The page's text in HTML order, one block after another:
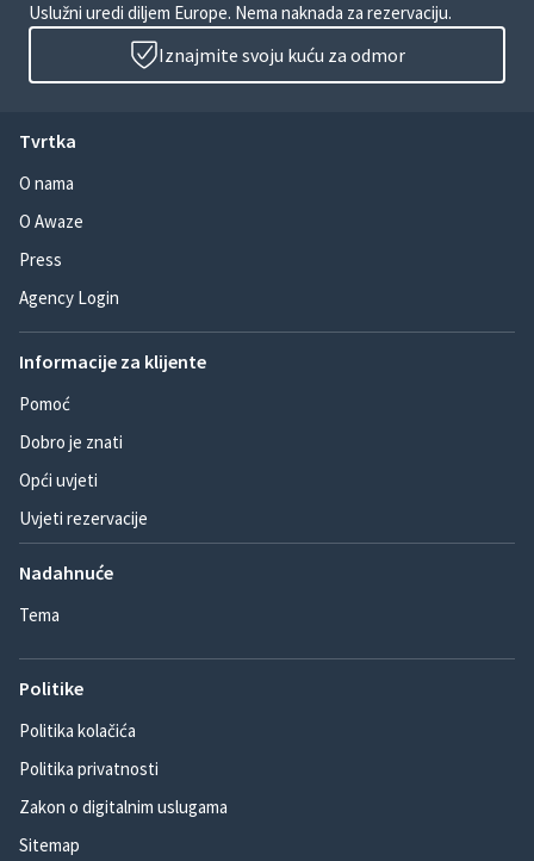
Uslužni uredi diljem Europe. Nema naknada za rezervaciju.
Iznajmite svoju kuću za odmor
Tvrtka
O nama
O Awaze
Press
Agency Login
Informacije za klijente
Pomoć
Dobro je znati
Opći uvjeti
Uvjeti rezervacije
Nadahnuće
Tema
Politike
Politika kolačića
Politika privatnosti
Zakon o digitalnim uslugama
Sitemap